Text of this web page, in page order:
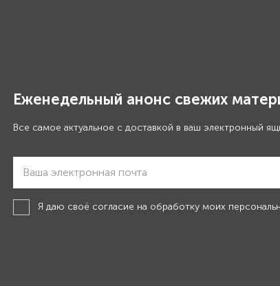
Еженедельный анонс свежих
Все самое актуальное с доставкой в ваш электронный
Я даю своё согласие на обработку моих